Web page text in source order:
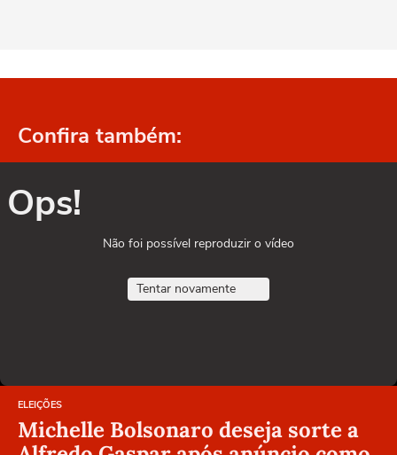
Confira também:
Ops!
Não foi possível reproduzir o vídeo
Tentar novamente
ELEIÇÕES
Michelle Bolsonaro deseja sorte a